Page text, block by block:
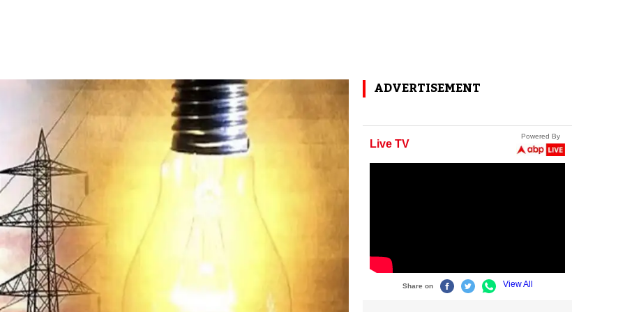
ADVERTISEMENT